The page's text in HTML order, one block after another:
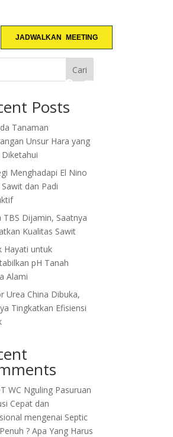
JADWALKAN MEETING
Cari
Posts
Tanaman
Unsur Hara yang
Menghadapi El Nino
dan Padi
TBS Dijamin, Saatnya
Kualitas Sawit
Hayati untuk
pH Tanah
Alami
Urea China Dibuka,
Tingkatkan Efisiensi
WC Nguling Pasuruan
Cepat dan
mengenai Septic
? Apa Yang Harus